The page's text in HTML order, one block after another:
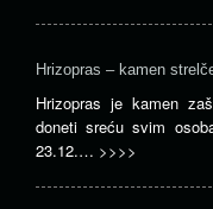
Hrizopras – kamen
Hrizopras je kamen
doneti sreću svim
23.12.… >>>>